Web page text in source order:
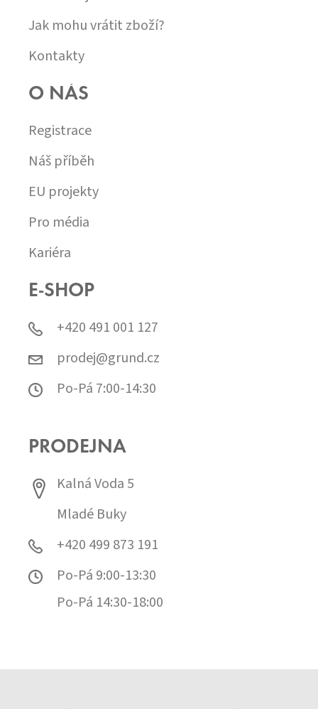
Jak mohu vrátit zboží?
Kontakty
O NÁS
Registrace
Náš příběh
EU projekty
Pro média
Kariéra
E-SHOP
+420 491 001 127
prodej@grund.cz
Po-Pá 7:00-14:30
PRODEJNA
Kalná Voda 5
Mladé Buky
+420 499 873 191
Po-Pá 9:00-13:30
Po-Pá 14:30-18:00